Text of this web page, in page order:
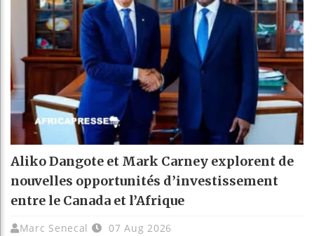
Aliko Dangote et Mark Carney explorent de
nouvelles opportunités d’investissement
entre le Canada et l’Afrique
Marc Senecal 07 Aug 2026